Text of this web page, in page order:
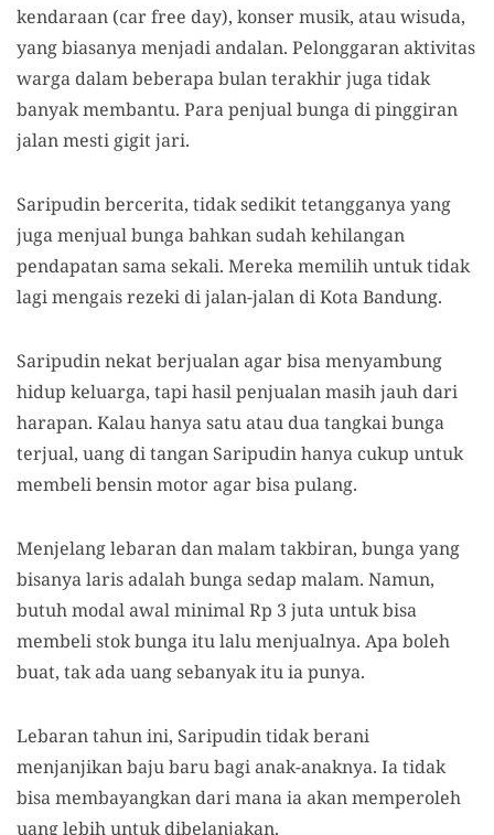
kendaraan (car free day), konser musik, atau wisuda,
yang biasanya menjadi andalan. Pelonggaran aktivitas
warga dalam beberapa bulan terakhir juga tidak
banyak membantu. Para penjual bunga di pinggiran
jalan mesti gigit jari.
Saripudin bercerita, tidak sedikit tetangganya yang
juga menjual bunga bahkan sudah kehilangan
pendapatan sama sekali. Mereka memilih untuk tidak
lagi mengais rezeki di jalan-jalan di Kota Bandung.
Saripudin nekat berjualan agar bisa menyambung
hidup keluarga, tapi hasil penjualan masih jauh dari
harapan. Kalau hanya satu atau dua tangkai bunga
terjual, uang di tangan Saripudin hanya cukup untuk
membeli bensin motor agar bisa pulang.
Menjelang lebaran dan malam takbiran, bunga yang
bisanya laris adalah bunga sedap malam. Namun,
butuh modal awal minimal Rp 3 juta untuk bisa
membeli stok bunga itu lalu menjualnya. Apa boleh
buat, tak ada uang sebanyak itu ia punya.
Lebaran tahun ini, Saripudin tidak berani
menjanjikan baju baru bagi anak-anaknya. Ia tidak
bisa membayangkan dari mana ia akan memperoleh
uang lebih untuk dibelanjakan.